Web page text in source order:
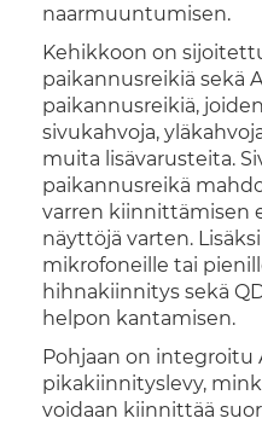
naarmuuntumisen.
Kehikkoon on
paikannusreikiä sekä
paikannusreikiä,
sivukahvoja,
muita lisävarusteita.
paikannusreikä
varren kiinnittämisen
näyttöjä varten.
mikrofoneille tai
hihnakiinnitys sekä
helpon kantamisen.
Pohjaan on integroitu
pikakiinnityslevy,
voidaan kiinnittää